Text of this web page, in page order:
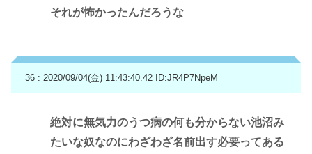
それが怖かったんだろうな
36 : 2020/09/04(金) 11:43:40.42 ID:JR4P7NpeM
絶対に無気力のうつ病の何も分からない池沼み
たいな奴なのにわざわざ名前出す必要ってある